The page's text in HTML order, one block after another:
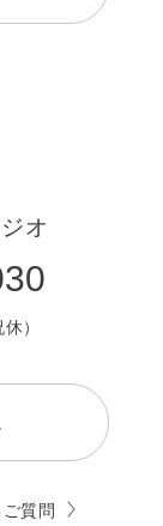
オ
）
質問